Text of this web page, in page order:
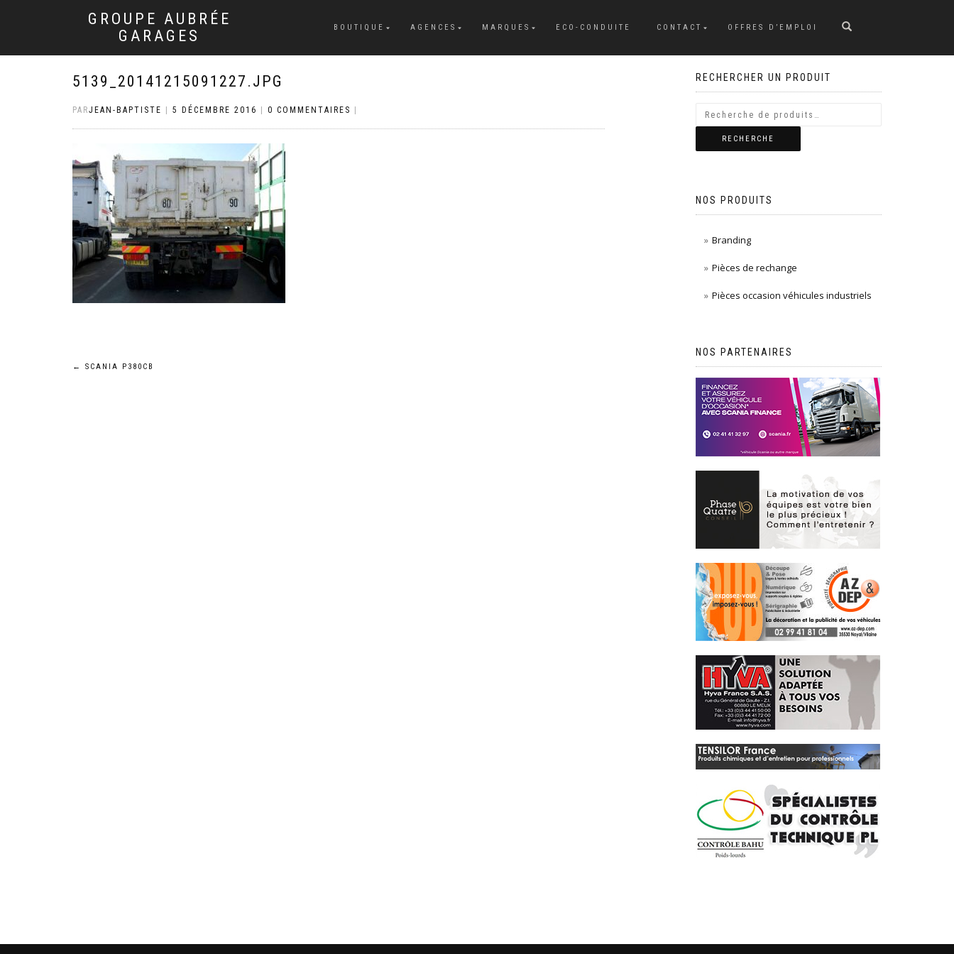
GROUPE AUBRÉE
GARAGES
BOUTIQUE AGENCES MARQUES ECO-CONDUITE CONTACT OFFRES D’EMPLOI
5139_20141215091227.JPG
PARJEAN-BAPTISTE 5 DÉCEMBRE 2016 0 COMMENTAIRES
Navigation
← SCANIA P380CB
RECHERCHER UN PRODUIT
RECHERCHE
NOS PRODUITS
Branding
Pièces de rechange
Pièces occasion véhicules industriels
NOS PARTENAIRES